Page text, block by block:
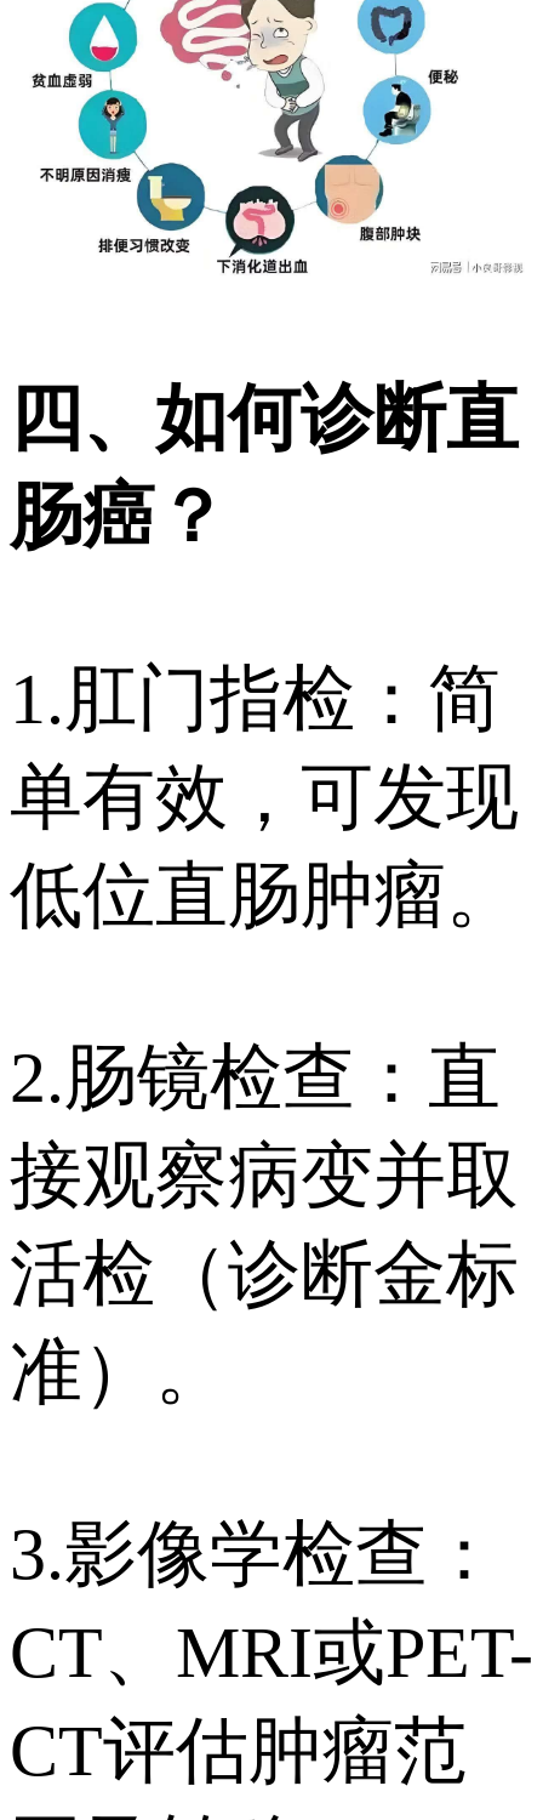
四、如何诊断直
肠癌？
1.肛门指检：简
单有效，可发现
低位直肠肿瘤。
2.肠镜检查：直
接观察病变并取
活检（诊断金标
准）。
3.影像学检查：
CT、MRI或PET-
CT评估肿瘤范